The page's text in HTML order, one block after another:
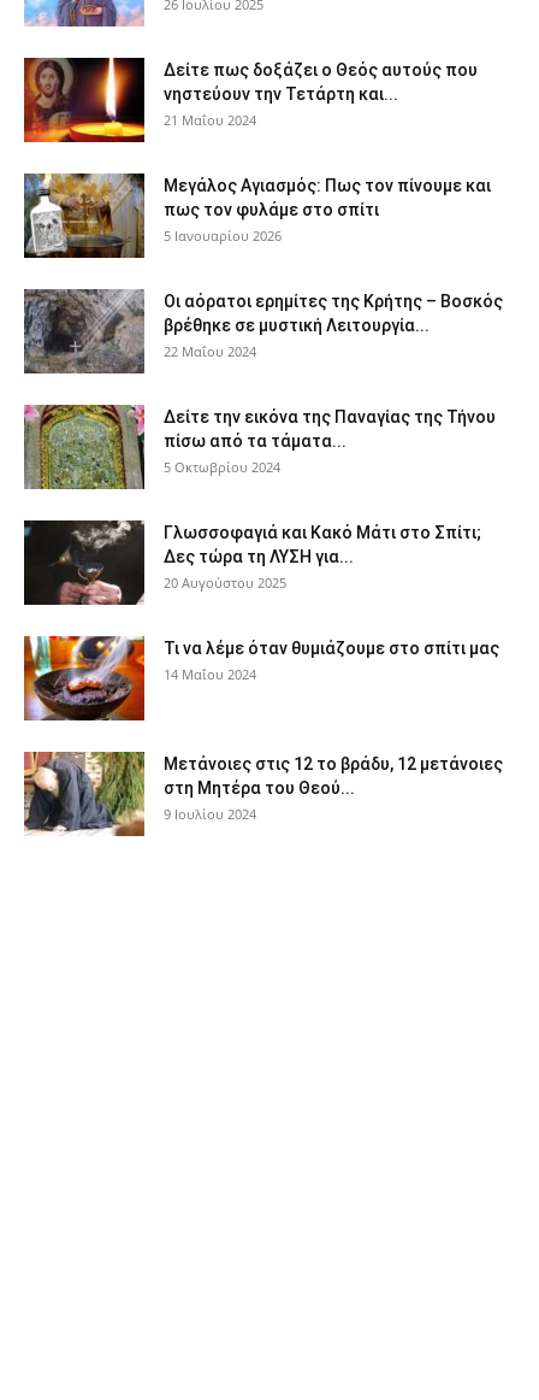
26 Ιουλίου 2025
Δείτε πως δοξάζει ο Θεός αυτούς που
νηστεύουν την Τετάρτη και...
21 Μαΐου 2024
Μεγάλος Αγιασμός: Πως τον πίνουμε και
πως τον φυλάμε στο σπίτι
5 Ιανουαρίου 2026
Οι αόρατοι ερημίτες της Κρήτης – Βοσκός
βρέθηκε σε μυστική Λειτουργία...
22 Μαΐου 2024
Δείτε την εικόνα της Παναγίας της Τήνου
πίσω από τα τάματα...
5 Οκτωβρίου 2024
Γλωσσοφαγιά και Κακό Μάτι στο Σπίτι;
Δες τώρα τη ΛΥΣΗ για...
20 Αυγούστου 2025
Τι να λέμε όταν θυμιάζουμε στο σπίτι μας
14 Μαΐου 2024
Μετάνοιες στις 12 το βράδυ, 12 μετάνοιες
στη Μητέρα του Θεού...
9 Ιουλίου 2024